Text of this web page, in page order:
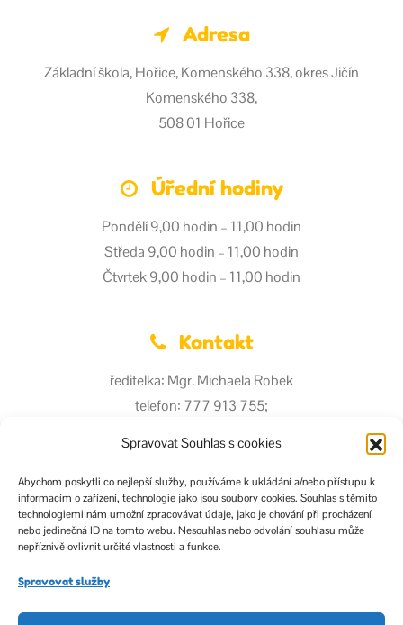
Spravovat Souhlas s cookies
Abychom poskytli co nejlepší služby, používáme k ukládání a/nebo přístupu k
informacím o zařízení, technologie jako jsou soubory cookies. Souhlas s těmito
technologiemi nám umožní zpracovávat údaje, jako je chování při procházení
nebo jedinečná ID na tomto webu. Nesouhlas nebo odvolání souhlasu může
nepříznivě ovlivnit určité vlastnosti a funkce.
Spravovat služby
Adresa
Základní škola, Hořice, Komenského 338, okres Jičín
Komenského 338,
508 01 Hořice
Úřední hodiny
Pondělí 9,00 hodin – 11,00 hodin
Středa 9,00 hodin – 11,00 hodin
Čtvrtek 9,00 hodin – 11,00 hodin
Kontakt
ředitelka: Mgr. Michaela Robek
telefon: 777 913 755;
e-mail: reditel@zshorice.eu
e-mail: hospodarka@zshorice.eu
Naše sítě